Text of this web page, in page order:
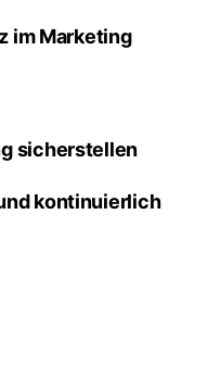
im Marketing
sicherstellen
kontinuierlich